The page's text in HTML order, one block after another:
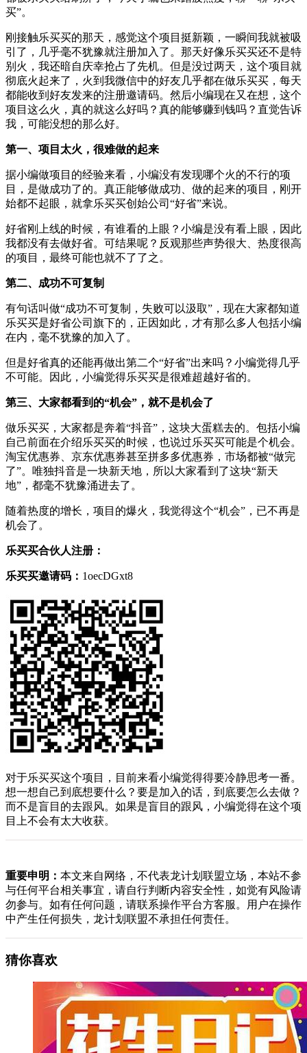
买”。
刚接触乐买买的那天，感觉这个项目挺新颖，一瞬间我就被吸
引了，几乎毫不犹豫就注册加入了。那天好像乐买买还不是特
别火，我还暗自庆幸抢占了先机。但是没过两天，这个项目就
彻底火起来了，火到我微信中的好友几乎都在做乐买买，每天
都能收到好友发来的注册邀请码。然后小编现在又在想，这个
项目这么火，真的就这么好吗？真的能够赚到钱吗？直觉告诉
我，可能没想的那么好。
第一、项目太火，很难做的起来
据小编做项目的经验来看，小编没有发现哪个火的不行的项
目，是做成功了的。真正能够做成功、做的起来的项目，刚开
始都不起眼，就拿乐买买创始公司“好省”来说。
好省刚上线的时候，有谁看的上眼？小编是没有看上眼，因此
我都没有去做好省。可结果呢？反观那些声势很大、热度很高
的项目，最终可能也就不了了之。
第二、成功不可复制
有句话叫做“成功不可复制，失败可以汲取”，现在大家都知道
乐买买是好省公司旗下的，正因如此，才有那么多人包括小编
在内，毫不犹豫的加入了。
但是好省真的还能再做出第二个“好省”出来吗？小编觉得几乎
不可能。因此，小编觉得乐买买是很难超越好省的。
第三、大家都看到的“机会”，就不是机会了
做乐买买，大家都是奔着“抖音”，这块大蛋糕去的。包括小编
自己前面在介绍乐买买的时候，也说过乐买买可能是个机会。
淘宝优惠券、京东优惠券甚至拼多多优惠券，市场都被“做完
了”。唯独抖音是一块新天地，所以大家看到了这块“新天
地”，都毫不犹豫涌进去了。
随着热度的增长，项目的爆火，我觉得这个“机会”，已不再是
机会了。
乐买买合伙人注册：
乐买买邀请码： 1oecDGxt8
对于乐买买这个项目，目前来看小编觉得得要冷静思考一番。
想一想自己到底想要什么？要是加入的话，到底要怎么去做？
而不是盲目的去跟风。如果是盲目的跟风，小编觉得在这个项
目上不会有太大收获。
重要申明： 本文来自网络，不代表龙计划联盟立场，本站不参
与任何平台相关事宜，请自行判断内容安全性，如觉有风险请
勿参与。如有任何问题，请联系操作平台方客服。用户在操作
中产生任何损失，龙计划联盟不承担任何责任。
猜你喜欢